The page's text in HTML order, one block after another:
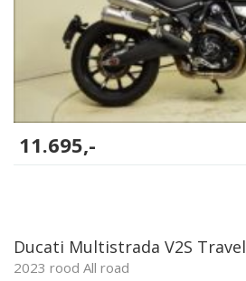
11.695,-
Ducati Multistrada V2S Travel
2023 rood All road